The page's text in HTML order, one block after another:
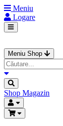
Meniu
Logare
Meniu Shop
Shop Magazin